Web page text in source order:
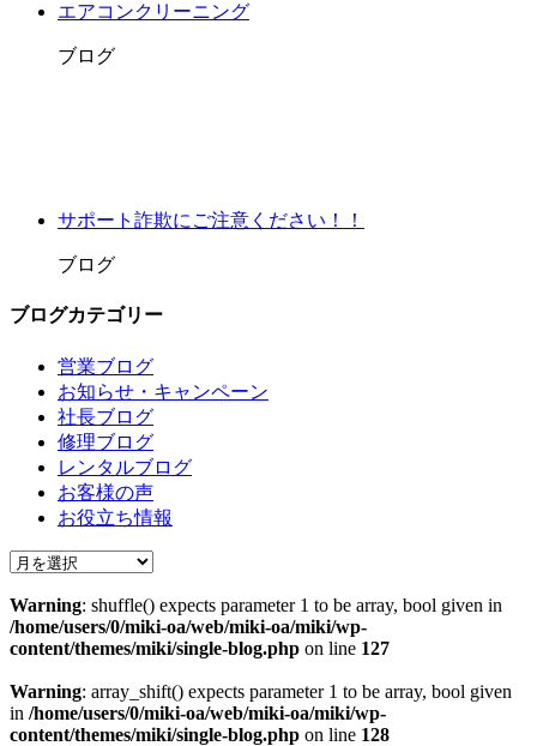
エアコンクリーニング
ブログ
サポート詐欺にご注意ください！！
ブログ
ブログカテゴリー
営業ブログ
お知らせ・キャンペーン
社長ブログ
修理ブログ
レンタルブログ
お客様の声
お役立ち情報
Warning: shuffle() expects parameter 1 to be array, bool given in
/home/users/0/miki-oa/web/miki-oa/miki/wp-
content/themes/miki/single-blog.php on line 127
Warning: array_shift() expects parameter 1 to be array, bool given
in /home/users/0/miki-oa/web/miki-oa/miki/wp-
content/themes/miki/single-blog.php on line 128